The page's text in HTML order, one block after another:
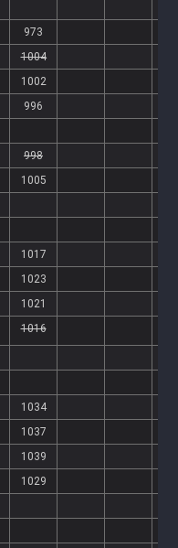
973
1004
1002
996
998
1005
1017
1023
1021
1016
1034
1037
1039
1029